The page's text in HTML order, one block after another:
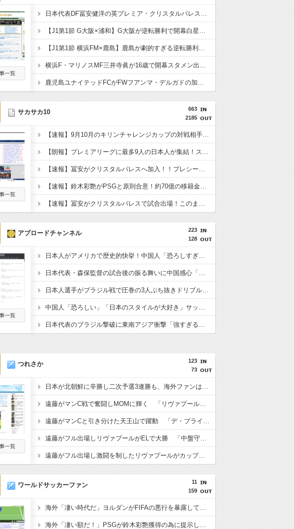
日本代表DF冨安健洋の英プレミア・クリスタルパレス加入が正式決定 鎌田大地とチームメイトに
【J1第1節 G大阪×浦和】G大阪が逆転勝利で開幕白星スタート！数的優位の中で逆転を許す苦しい展開も終盤に再逆転に成功
【J1第1節 横浜FM×鹿島】鹿島が劇的すぎる逆転勝利で国立での開幕戦制す！後半ATにチャヴリッチが2ゴールの大活躍
横浜F・マリノスMF三井寺眞が16歳で開幕スタメン出場し最年少記録更新 さらにデビュー戦でいきなりゴール
鹿児島ユナイテッドFCがFWフアンマ・デルガドの加入を正式発表 「皆さんに最高の喜びを届けられるよう頑張ります！」
663
2185
サカサカ10
【速報】9月10月のキリンチャレンジカップの対戦相手がこちら！W杯出場国と対戦へ
【朗報】プレミアリーグに最多9人の日本人が集結！スタメン出場の選手は意外と少なそう？
【速報】冨安がクリスタルパレスへ加入！！プレシーズン参加から本契約へ！
【速報】鈴木彩艶がPSGと原則合意！約70億の移籍金となる模様
【速報】冨安がクリスタルパレスで試合出場！このまま内定の声が上がっている模様wwwww
223
128
アブロードチャンネル
日本人がアメリカで歴史的快挙！中国人「恐ろしすぎる」「人間にこんなことが可能なのか？」「サッカーで例えるなら…」【海外の反応】
日本代表・森保監督の試合後の振る舞いに中国感心「親しみやすくて有能」「謙虚で礼儀正しい」【海外の反応】
日本人選手がブラジル戦で圧巻の3人ぶち抜きドリブル！中国人「バケモンだ」「風のような男」【海外の反応】
中国人「恐ろしい」「日本のスタイルが大好き」サッカー日本代表のブラジル戦初勝利に中国驚嘆【海外の反応】
日本代表のブラジル撃破に東南アジア衝撃「強すぎる「韓国は日本を見習わないと」「アジアは彼らにとって狭すぎる」【海外の反応】
123
73
つれさか
日本が北朝鮮に辛勝し二次予選3連勝も、海外ファンは采配に辛辣「おそろしい内容の後半」「今日の森保はチキン」
遠藤がマンC戦で奮闘しMOMに輝く 「リヴァプールの全てを体現している」「ダントツでリーグ最高のボランチ」
遠藤がマンCと引き分けた天王山で躍動 「デ・ブライネ封じ込めた」「プレミア最高のボランチ」「遠藤がサッカーだ」「当然ながらサポに愛されている」
遠藤がフル出場しリヴァプールがELで大勝 「中盤守備のスペシャリスト」「マジで絶大な存在」「決して怯まない」
遠藤がフル出場し激闘を制したリヴァプールがカップ制覇 「遠藤がチェルシーを完全に圧倒」「エンソとカイセドを合わせたよりも上」
11
159
ワールドサッカーファン
海外「凄い時代だ」ヨルダンがFIFAの悪行を暴露して海外大騒ぎ！（海外の反応）
海外「凄い額だ！」PSGが鈴木彩艶獲得の為に提示した金額に海外びっくり仰天！（海外の反応）